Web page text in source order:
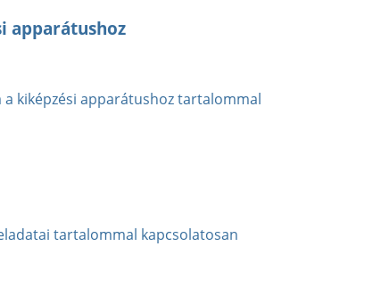
apparátushoz
kiképzési apparátushoz tartalommal
tartalommal kapcsolatosan